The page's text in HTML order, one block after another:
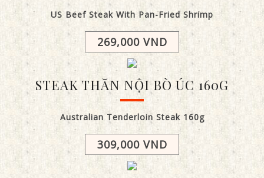
US Beef Steak With Pan-Fried Shrimp
269,000 VND
STEAK THĂN NỘI BÒ ÚC 160G
Australian Tenderloin Steak 160g
309,000 VND